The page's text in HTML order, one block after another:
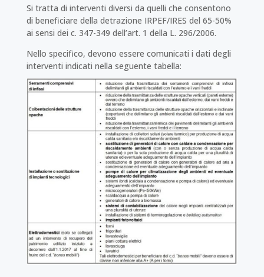
Si tratta di interventi diversi da quelli che consentono
di beneficiare della detrazione IRPEF/IRES del 65-50%
ai sensi dei c. 347-349 dell’art. 1 della L. 296/2006.
Nello specifico, devono essere comunicati i dati degli
interventi indicati nella seguente tabella: